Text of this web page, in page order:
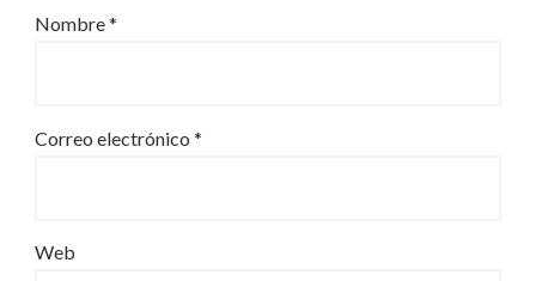
Nombre*
Correo electrónico *
Web